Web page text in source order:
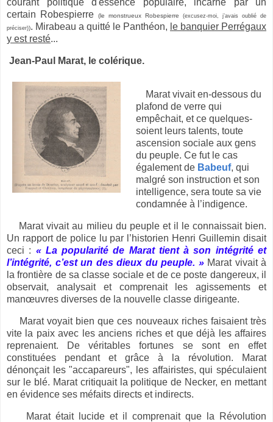
certain Robespierre
(le monstrueux Robespierre (excusez-moi, j’avais oublié de
préciser)). Mirabeau a quitté le Panthéon, le banquier Perrégaux
y est resté...
Jean-Paul Marat, le colérique.
Marat vivait en-dessous du
plafond de verre qui
empêchait, et ce quelques-
soient leurs talents, toute
ascension sociale aux gens
du peuple. Ce fut le cas
également de Babeuf, qui
malgré son instruction et son
intelligence, sera toute sa vie
condamnée à l’indigence.
Marat vivait au milieu du peuple et il le connaissait bien.
Un rapport de police lu par l’historien Henri Guillemin disait
ceci : « La popularité de Marat tient à son intégrité et
l’intégrité, c’est un des dieux du peuple. »Marat vivait à
la frontière de sa classe sociale et de ce poste dangereux, il
observait, analysait et comprenait les agissements et
manœuvres diverses de la nouvelle classe dirigeante.
Marat voyait bien que ces nouveaux riches faisaient très
vite la paix avec les anciens riches et que déjà les affaires
reprenaient. De véritables fortunes se sont en effet
constituées pendant et grâce à la révolution. Marat
dénonçait les "accapareurs", les affairistes, qui spéculaient
sur le blé. Marat critiquait la politique de Necker, en mettant
en évidence ses méfaits directs et indirects.
Marat était lucide et il comprenait que la Révolution